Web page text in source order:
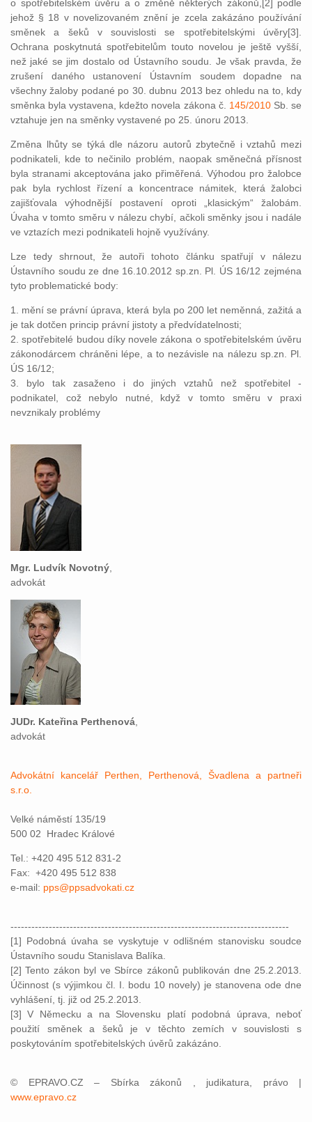
o spotřebitelském úvěru a o změně některých zákonů,[2] podle
jehož § 18 v novelizovaném znění je zcela zakázáno používání
směnek a šeků v souvislosti se spotřebitelskými úvěry[3].
Ochrana poskytnutá spotřebitelům touto novelou je ještě vyšší,
než jaké se jim dostalo od Ústavního soudu. Je však pravda, že
zrušení daného ustanovení Ústavním soudem dopadne na
všechny žaloby podané po 30. dubnu 2013 bez ohledu na to, kdy
směnka byla vystavena, kdežto novela zákona č. 145/2010Sb. se
vztahuje jen na směnky vystavené po 25. únoru 2013.
Změna lhůty se týká dle názoru autorů zbytečně i vztahů mezi
podnikateli, kde to nečinilo problém, naopak směnečná přísnost
byla stranami akceptována jako přiměřená. Výhodou pro žalobce
pak byla rychlost řízení a koncentrace námitek, která žalobci
zajišťovala výhodnější postavení oproti „klasickým“ žalobám.
Úvaha v tomto směru v nálezu chybí, ačkoli směnky jsou i nadále
ve vztazích mezi podnikateli hojně využívány.
Lze tedy shrnout, že autoři tohoto článku spatřují v nálezu
Ústavního soudu ze dne 16.10.2012 sp.zn. Pl. ÚS 16/12 zejména
tyto problematické body:
1. mění se právní úprava, která byla po 200 let neměnná, zažitá a
je tak dotčen princip právní jistoty a předvídatelnosti;
2. spotřebitelé budou díky novele zákona o spotřebitelském úvěru
zákonodárcem chráněni lépe, a to nezávisle na nálezu sp.zn. Pl.
ÚS 16/12;
3. bylo tak zasaženo i do jiných vztahů než spotřebitel -
podnikatel, což nebylo nutné, když v tomto směru v praxi
nevznikaly problémy
Mgr. Ludvík Novotný
advokát
JUDr. Kateřina Perthenová
advokát
Advokátní kancelář Perthen, Perthenová, Švadlena a partneři
s.r.o.
Velké náměstí 135/19
500 02 Hradec Králové
Tel.: +420 495 512 831-2
Fax: +420 495 512 838
e-mail: pps@ppsadvokati.cz
--------------------------------------------------------------------------------
[1] Podobná úvaha se vyskytuje v odlišném stanovisku soudce
Ústavního soudu Stanislava Balíka.
[2] Tento zákon byl ve Sbírce zákonů publikován dne 25.2.2013.
Účinnost (s výjimkou čl. I. bodu 10 novely) je stanovena ode dne
vyhlášení, tj. již od 25.2.2013.
[3] V Německu a na Slovensku platí podobná úprava, neboť
použití směnek a šeků je v těchto zemích v souvislosti s
poskytováním spotřebitelských úvěrů zakázáno.
© EPRAVO.CZ – Sbírka zákonů , judikatura, právo |
www.epravo.cz